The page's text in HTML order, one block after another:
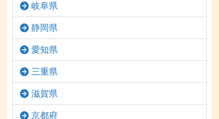
岐阜県
静岡県
愛知県
三重県
滋賀県
京都府